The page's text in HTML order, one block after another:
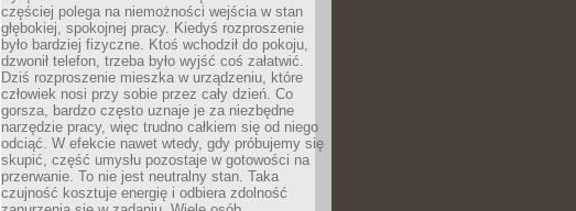
częściej polega na niemożności wejścia w stan
głębokiej, spokojnej pracy. Kiedyś rozproszenie
było bardziej fizyczne. Ktoś wchodził do pokoju,
dzwonił telefon, trzeba było wyjść coś załatwić.
Dziś rozproszenie mieszka w urządzeniu, które
człowiek nosi przy sobie przez cały dzień. Co
gorsza, bardzo często uznaje je za niezbędne
narzędzie pracy, więc trudno całkiem się od niego
odciąć. W efekcie nawet wtedy, gdy próbujemy się
skupić, część umysłu pozostaje w gotowości na
przerwanie. To nie jest neutralny stan. Taka
czujność kosztuje energię i odbiera zdolność